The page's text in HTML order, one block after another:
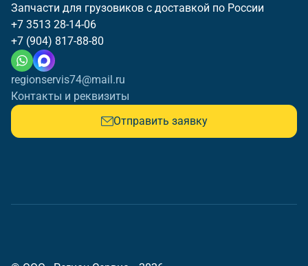
Запчасти для грузовиков с доставкой по России
+7 3513 28-14-06
+7 (904) 817-88-80
regionservis74@mail.ru
Контакты и реквизиты
Отправить заявку